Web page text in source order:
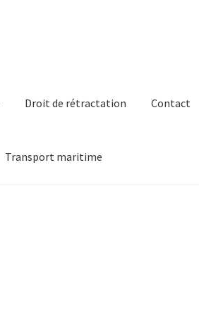
Droit de rétractation Contact
Transport maritime